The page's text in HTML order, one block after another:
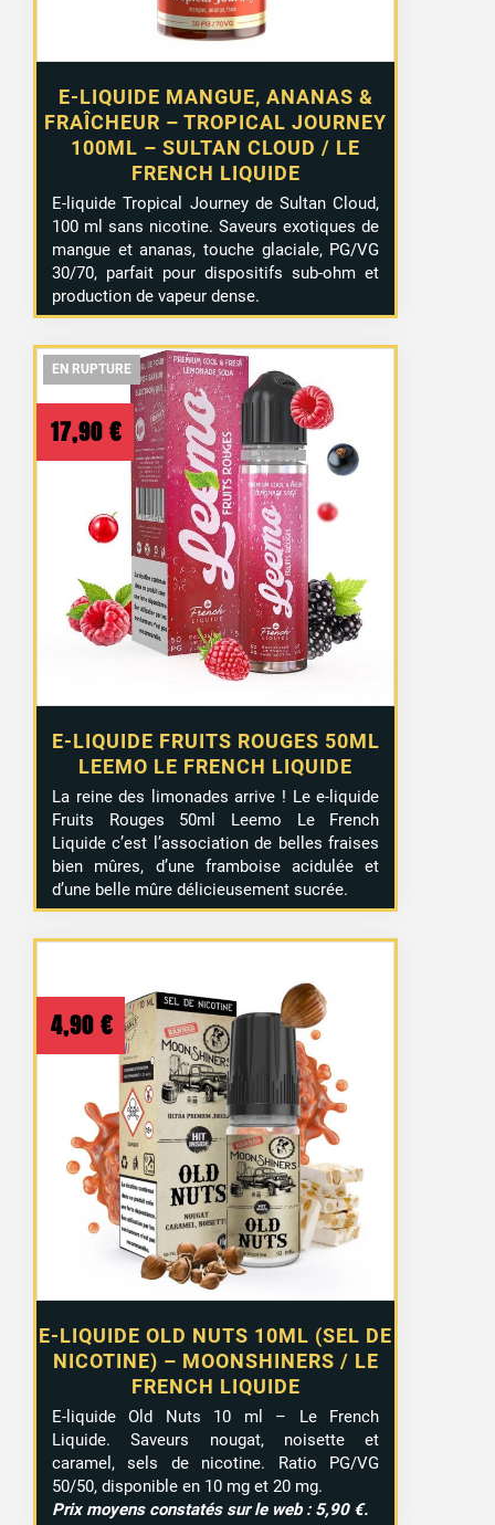
36 avis
E-LIQUIDE MANGUE, ANANAS &
FRAÎCHEUR – TROPICAL JOURNEY
100ML – SULTAN CLOUD / LE
FRENCH LIQUIDE
E-liquide Tropical Journey de Sultan Cloud,
100 ml sans nicotine. Saveurs exotiques de
mangue et ananas, touche glaciale, PG/VG
30/70, parfait pour dispositifs sub-ohm et
production de vapeur dense.
EN RUPTURE
EN RUPTURE
E-LIQUIDE FRUITS ROUGES 50ML
LEEMO LE FRENCH LIQUIDE
17,90 €
La reine des limonades arrive ! Le e-liquide
Fruits Rouges 50ml Leemo Le French
Liquide c’est l’association de belles fraises
bien mûres, d’une framboise acidulée et
d’une belle mûre délicieusement sucrée.
EN RUPTURE
E-LIQUIDE OLD NUTS 10ML (SEL DE
NICOTINE) – MOONSHINERS / LE
FRENCH LIQUIDE
4,90 €
E-liquide Old Nuts 10 ml – Le French
Liquide. Saveurs nougat, noisette et
caramel, sels de nicotine. Ratio PG/VG
50/50, disponible en 10 mg et 20 mg.
Prix moyens constatés sur le web : 5,90 €.